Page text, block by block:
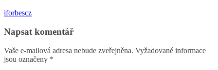
iforbescz
Napsat komentář
Vaše e-mailová adresa nebude zveřejněna. Vyžadované informace
jsou označeny *